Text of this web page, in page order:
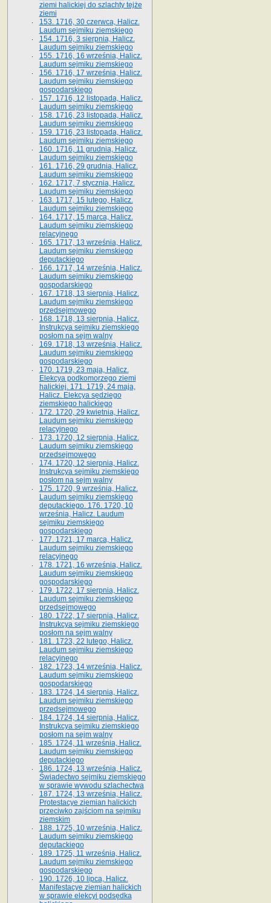
ziemi halickiej do szlachty tejże
ziemi
153. 1716, 30 czerwca, Halicz.
Laudum sejmiku ziemskiego
154. 1716, 3 sierpnia, Halicz.
Laudum sejmiku ziemskiego
155. 1716, 16 września, Halicz.
Laudum sejmiku ziemskiego
156. 1716, 17 września, Halicz.
Laudum sejmiku ziemskiego
gospodarskiego
157. 1716, 12 listopada, Halicz.
Laudum sejmiku ziemskiego
158. 1716, 23 listopada, Halicz.
Laudum sejmiku ziemskiego
159. 1716, 23 listopada, Halicz.
Laudum sejmiku ziemskiego
160. 1716, 11 grudnia, Halicz.
Laudum sejmiku ziemskiego
161. 1716, 29 grudnia, Halicz.
Laudum sejmiku ziemskiego
162. 1717, 7 stycznia, Halicz.
Laudum sejmiku ziemskiego
163. 1717, 15 lutego, Halicz.
Laudum sejmiku ziemskiego
164. 1717, 15 marca, Halicz.
Laudum sejmiku ziemskiego
relacyjnego
165. 1717, 13 września, Halicz.
Laudum sejmiku ziemskiego
deputackiego
166. 1717, 14 września, Halicz.
Laudum sejmiku ziemskiego
gospodarskiego
167. 1718, 13 sierpnia, Halicz.
Laudum sejmiku ziemskiego
przedsejmowego
168. 1718, 13 sierpnia, Halicz.
Instrukcya sejmiku ziemskiego
posłom na sejm walny
169. 1718, 13 września, Halicz.
Laudum sejmiku ziemskiego
gospodarskiego
170. 1719, 23 maja, Halicz.
Elekcya podkomorzego ziemi
halickiej. 171. 1719, 24 maja,
Halicz. Elekcya sędziego
ziemskiego halickiego
172. 1720, 29 kwietnia, Halicz.
Laudum sejmiku ziemskiego
relacyjnego
173. 1720, 12 sierpnia, Halicz.
Laudum sejmiku ziemskiego
przedsejmowego
174. 1720, 12 sierpnia, Halicz.
Instrukcya sejmiku ziemskiego
posłom na sejm walny
175. 1720, 9 września, Halicz.
Laudum sejmiku ziemskiego
deputackiego. 176. 1720, 10
września, Halicz. Laudum
sejmiku ziemskiego
gospodarskiego
177. 1721, 17 marca, Halicz.
Laudum sejmiku ziemskiego
relacyjnego
178. 1721, 16 września, Halicz.
Laudum sejmiku ziemskiego
gospodarskiego
179. 1722, 17 sierpnia, Halicz.
Laudum sejmiku ziemskiego
przedsejmowego
180. 1722, 17 sierpnia, Halicz.
Instrukcya sejmiku ziemskiego
posłom na sejm walny
181. 1723, 22 lutego, Halicz.
Laudum sejmiku ziemskiego
relacyjnego
182. 1723, 14 września, Halicz.
Laudum sejmiku ziemskiego
gospodarskiego
183. 1724, 14 sierpnia, Halicz.
Laudum sejmiku ziemskiego
przedsejmowego
184. 1724, 14 sierpnia, Halicz.
Instrukcya sejmiku ziemskiego
posłom na sejm walny
185. 1724, 11 września, Halicz.
Laudum sejmiku ziemskiego
deputackiego
186. 1724, 13 września, Halicz.
Świadectwo sejmiku ziemskiego
w sprawie wywodu szlachectwa
187. 1724, 13 września, Halicz.
Protestacye ziemian halickich
przeciwko zajściom na sejmiku
ziemskim
188. 1725, 10 września, Halicz.
Laudum sejmiku ziemskiego
deputackiego
189. 1725, 11 września, Halicz.
Laudum sejmiku ziemskiego
gospodarskiego
190. 1726, 10 lipca, Halicz.
Manifestacye ziemian halickich
w sprawie elekcyi podsędka